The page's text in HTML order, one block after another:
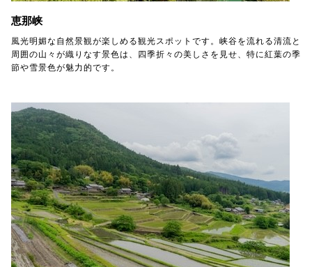
恵那峡
風光明媚な自然景観が楽しめる観光スポットです。峡谷を流れる清流と
周囲の山々が織りなす景色は、四季折々の美しさを見せ、特に紅葉の季
節や雪景色が魅力的です。